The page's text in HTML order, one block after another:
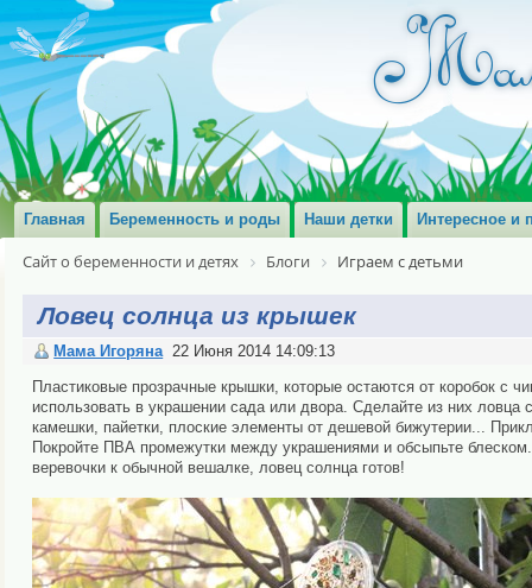
Главная Беременность и роды Наши детки Интересное и
Сайт о беременности и детях Блоги Играем с детьми
Ловец солнца из крышек
Мама Игоряна 22 Июня 2014 14:09:13
Пластиковые прозрачные крышки, которые остаются от коробок с
использовать в украшении сада или двора. Сделайте из них
камешки, пайетки, плоские элементы от дешевой бижутерии...
Покройте ПВА промежутки между украшениями и обсыпьте
веревочки к обычной вешалке, ловец солнца готов!